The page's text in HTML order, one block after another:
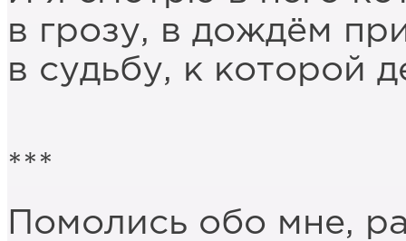
в грозу, в дождём
в судьбу, к которой
***
Помолись обо мне,